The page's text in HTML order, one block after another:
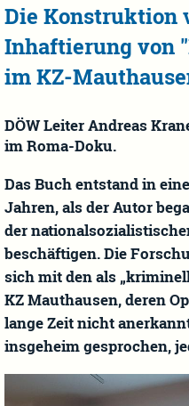
Die Konstruktion
Inhaftierung von
im KZ-
DÖW Leiter Andreas
im Roma-Doku.
Das Buch entstand in
Jahren, als der Autor
der
beschäftigen. Die
sich mit den als
KZ Mauthausen, deren
lange Zeit nicht
insgeheim gesprochen,